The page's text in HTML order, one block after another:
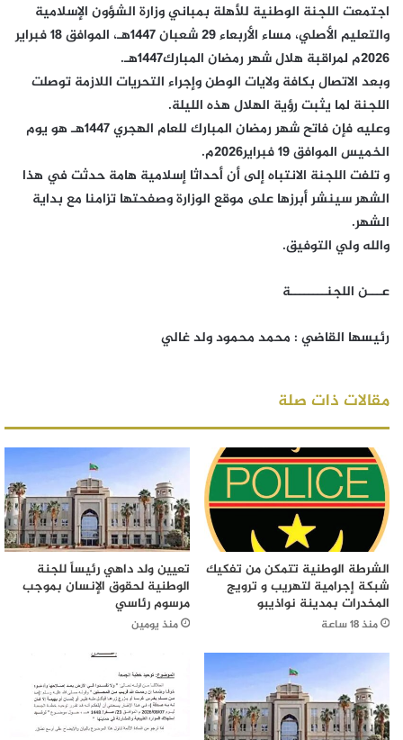
اجتمعت اللجنة الوطنية للأهلة بمباني وزارة الشؤون الإسلامية
والتعليم الأصلي، مساء الأربعاء 29 شعبان 1447هـ، الموافق 18 فبراير
2026م لمراقبة هلال شهر رمضان المبارك1447هـ.
وبعد الاتصال بكافة ولايات الوطن وإجراء التحريات اللازمة توصلت
اللجنة لما يثبت رؤية الهلال هذه الليلة.
وعليه فإن فاتح شهر رمضان المبارك للعام الهجري 1447هـ هو يوم
الخميس الموافق 19 فبراير2026م.
و تلفت اللجنة الانتباه إلى أن أحداثا إسلامية هامة حدثت في هذا
الشهر سينشر أبرزها على موقع الوزارة وصفحتها تزامنا مع بداية
الشهر.
والله ولي التوفيق.
عـــن اللجنــــــــة
رئيسها القاضي : محمد محمود ولد غالي
مقالات ذات صلة
الشرطة الوطنية تتمكن من تفكيك
شبكة إجرامية لتهريب و ترويج
المخدرات بمدينة نواذيبو
منذ 18 ساعة
تعيين ولد داهي رئيساً للجنة
الوطنية لحقوق الإنسان بموجب
مرسوم رئاسي
منذ يومين